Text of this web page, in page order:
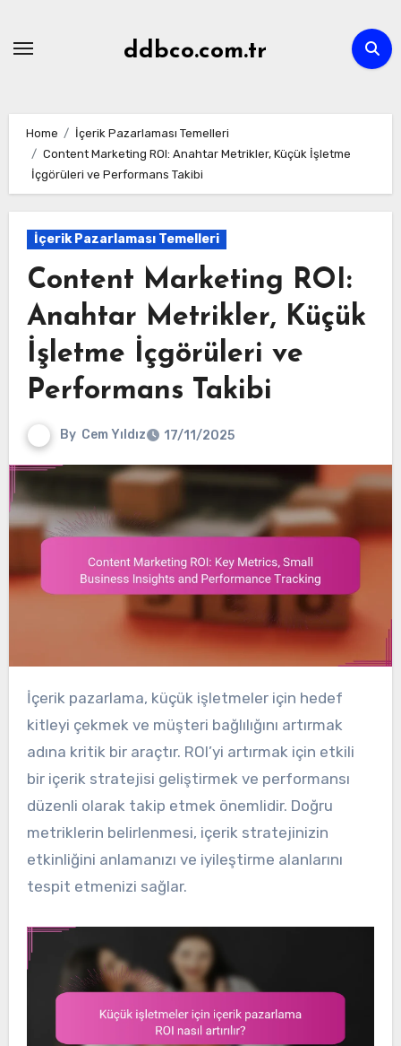
ddbco.com.tr
Home
İçerik Pazarlaması Temelleri
Content Marketing ROI: Anahtar Metrikler, Küçük İşletme
İçgörüleri ve Performans Takibi
İçerik Pazarlaması Temelleri
Content Marketing ROI:
Anahtar Metrikler, Küçük
İşletme İçgörüleri ve
Performans Takibi
By Cem Yıldız 17/11/2025
İçerik pazarlama, küçük işletmeler için hedef
kitleyi çekmek ve müşteri bağlılığını artırmak
adına kritik bir araçtır. ROI’yi artırmak için etkili
bir içerik stratejisi geliştirmek ve performansı
düzenli olarak takip etmek önemlidir. Doğru
metriklerin belirlenmesi, içerik stratejinizin
etkinliğini anlamanızı ve iyileştirme alanlarını
tespit etmenizi sağlar.